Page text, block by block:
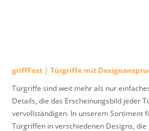
griffFest | Türgriffe mit
Türgriffe sind weit mehr als nur
Details, die das Erscheinungsbild jeder
vervollständigen. In unserem Sortiment
Türgriffen in verschiedenen Designs,